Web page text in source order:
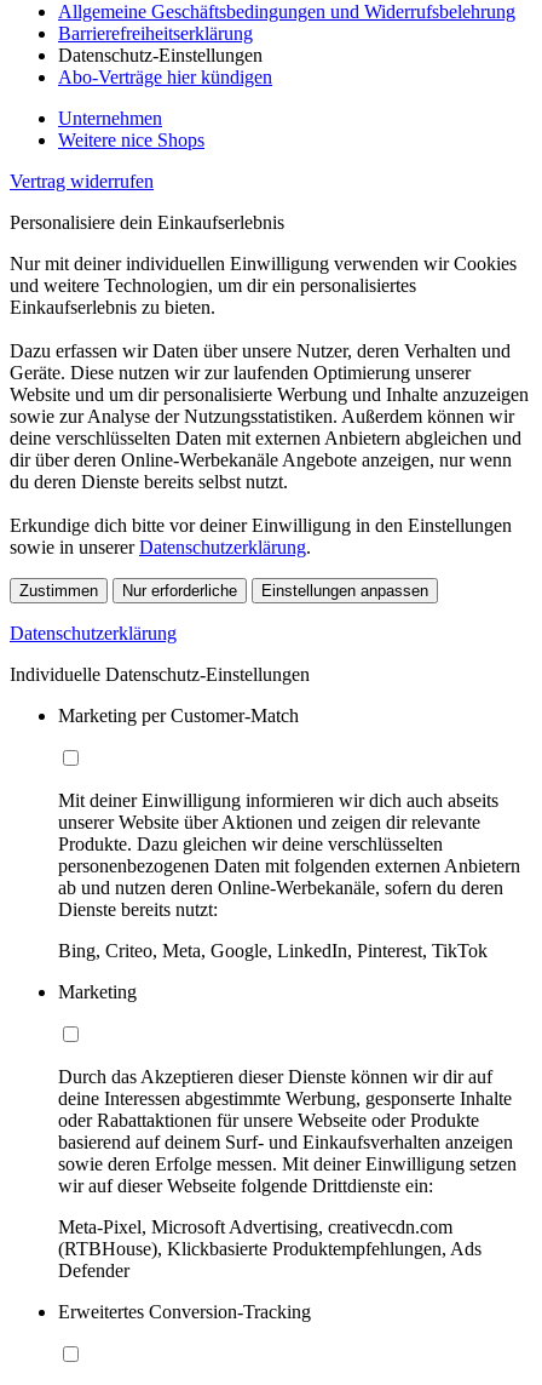
Allgemeine Geschäftsbedingungen und Widerrufsbelehrung
Barrierefreiheitserklärung
Datenschutz-Einstellungen
Abo-Verträge hier kündigen
Unternehmen
Weitere nice Shops
Vertrag widerrufen
Personalisiere dein Einkaufserlebnis
Nur mit deiner individuellen Einwilligung verwenden wir Cookies
und weitere Technologien, um dir ein personalisiertes
Einkaufserlebnis zu bieten.
Dazu erfassen wir Daten über unsere Nutzer, deren Verhalten und
Geräte. Diese nutzen wir zur laufenden Optimierung unserer
Website und um dir personalisierte Werbung und Inhalte anzuzeigen
sowie zur Analyse der Nutzungsstatistiken. Außerdem können wir
deine verschlüsselten Daten mit externen Anbietern abgleichen und
dir über deren Online-Werbekanäle Angebote anzeigen, nur wenn
du deren Dienste bereits selbst nutzt.
Erkundige dich bitte vor deiner Einwilligung in den Einstellungen
sowie in unsererDatenschutzerklärung.
Zustimmen Nur erforderliche Einstellungen anpassen
Datenschutzerklärung
Individuelle Datenschutz-Einstellungen
Marketing per Customer-Match
Mit deiner Einwilligung informieren wir dich auch abseits
unserer Website über Aktionen und zeigen dir relevante
Produkte. Dazu gleichen wir deine verschlüsselten
personenbezogenen Daten mit folgenden externen Anbietern
ab und nutzen deren Online-Werbekanäle, sofern du deren
Dienste bereits nutzt:
Bing, Criteo, Meta, Google, LinkedIn, Pinterest, TikTok
Marketing
Durch das Akzeptieren dieser Dienste können wir dir auf
deine Interessen abgestimmte Werbung, gesponserte Inhalte
oder Rabattaktionen für unsere Webseite oder Produkte
basierend auf deinem Surf- und Einkaufsverhalten anzeigen
sowie deren Erfolge messen. Mit deiner Einwilligung setzen
wir auf dieser Webseite folgende Drittdienste ein:
Meta-Pixel, Microsoft Advertising, creativecdn.com
(RTBHouse), Klickbasierte Produktempfehlungen, Ads
Defender
Erweitertes Conversion-Tracking